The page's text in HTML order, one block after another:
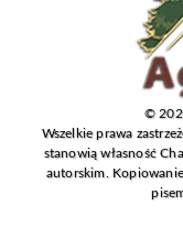
©
Wszelkie prawa
stanowią własność
autorskim.